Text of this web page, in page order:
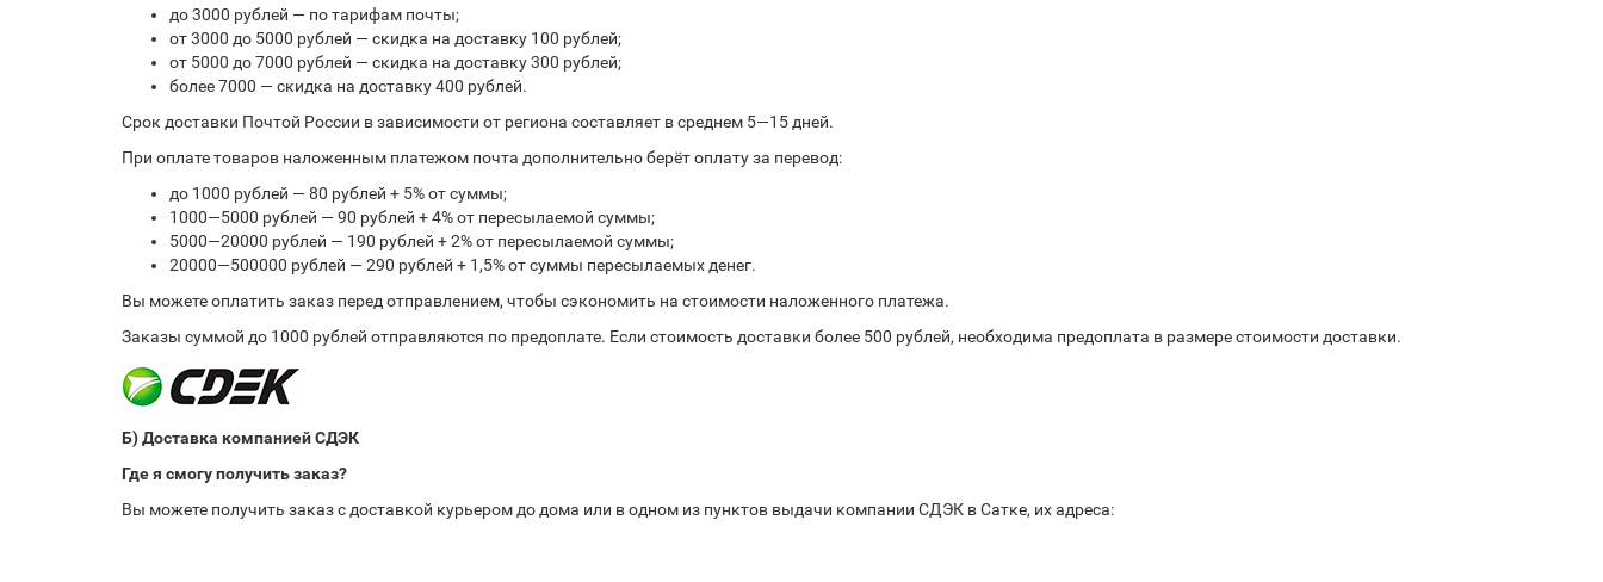
до 3000 рублей — по тарифам почты;
от 3000 до 5000 рублей — скидка на доставку 100 рублей;
от 5000 до 7000 рублей — скидка на доставку 300 рублей;
более 7000 — скидка на доставку 400 рублей.
Срок доставки Почтой России в зависимости от региона составляет в среднем 5—15 дней.
При оплате товаров наложенным платежом почта дополнительно берёт оплату за перевод:
до 1000 рублей — 80 рублей + 5% от суммы;
1000—5000 рублей — 90 рублей + 4% от пересылаемой суммы;
5000—20000 рублей — 190 рублей + 2% от пересылаемой суммы;
20000—500000 рублей — 290 рублей + 1,5% от суммы пересылаемых денег.
Вы можете оплатить заказ перед отправлением, чтобы сэкономить на стоимости наложенного платежа.
Заказы суммой до 1000 рублей отправляются по предоплате. Если стоимость доставки более 500 рублей, необходима предоплата в размере стоимости доставки.
Б) Доставка компанией СДЭК
Где я смогу получить заказ?
Вы можете получить заказ с доставкой курьером до дома или в одном из пунктов выдачи компании СДЭК в Сатке, их адреса: